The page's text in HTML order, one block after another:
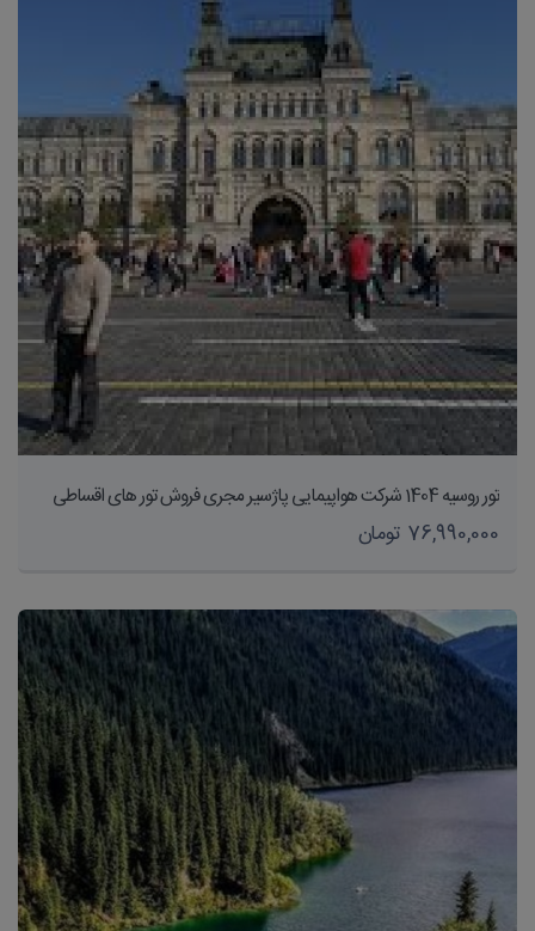
تور روسیه 1404 شرکت هواپیمایی پاژسیر مجری فروش تور های اقساطی
76,990,000 تومان